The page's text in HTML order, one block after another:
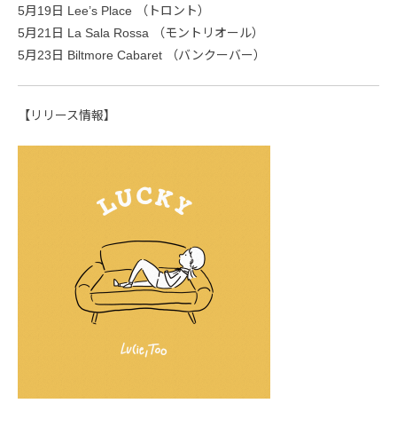
5月19日 Lee’s Place （トロント）
5月21日 La Sala Rossa （モントリオール）
5月23日 Biltmore Cabaret （バンクーバー）
【リリース情報】